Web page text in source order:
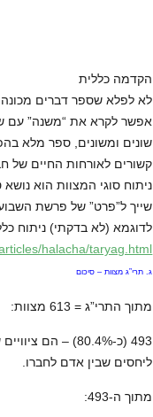
הקדמה כללית
לא לפלא שספר דברים
אפשר לקרא את “משנה” עם ש
קשורים לאורחות החיים של
ניתוח סוגי המצוות הוא
שייך ל”פרט” של פרשת
לדוגמא (לא בדקתי) ניתוח
halacha/taryag.html
ג. תרי”ג מצוות – סיכום
מתוך התרי”ג = 613 מצוות:
493 (כ-80.4%) –
ליחסים שבין אדם לחברו.
מתוך ה-493: